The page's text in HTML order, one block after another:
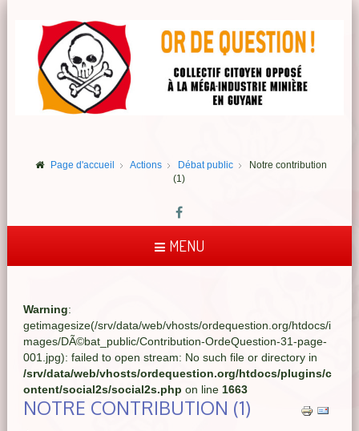
Page d'accueil Actions Débat public
Notre contribution
(1)
MENU
Warning:
getimagesize(/srv/data/web/vhosts/ordequestion.org/htdocs/i
mages/DÃ©bat_public/Contribution-OrdeQuestion-31-page-
001.jpg): failed to open stream: No such file or directory in
/srv/data/web/vhosts/ordequestion.org/htdocs/plugins/c
ontent/social2s/social2s.php on line 1663
NOTRE CONTRIBUTION (1)